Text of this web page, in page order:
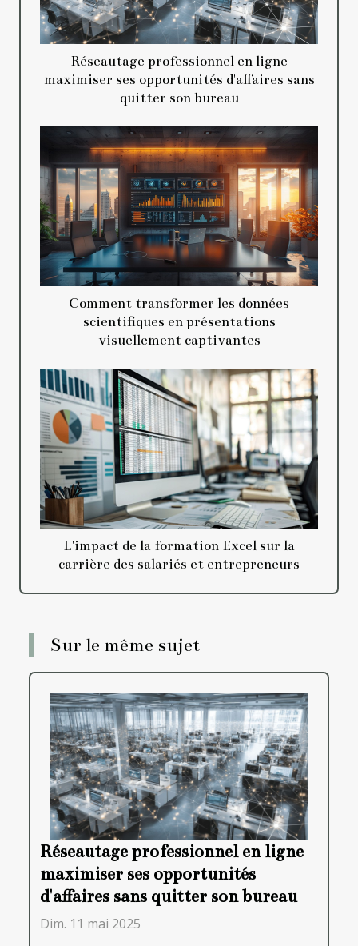
Réseautage professionnel en ligne
maximiser ses opportunités d'affaires sans
quitter son bureau
Comment transformer les données
scientifiques en présentations
visuellement captivantes
L'impact de la formation Excel sur la
carrière des salariés et entrepreneurs
Sur le même sujet
Réseautage professionnel en ligne
maximiser ses opportunités
d'affaires sans quitter son bureau
Dim. 11 mai 2025